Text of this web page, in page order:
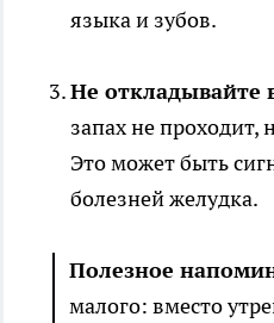
языка и зубов.
Не откладывайте
запах не проходит,
Это может быть
болезней желудка.
Полезное
малого: вместо